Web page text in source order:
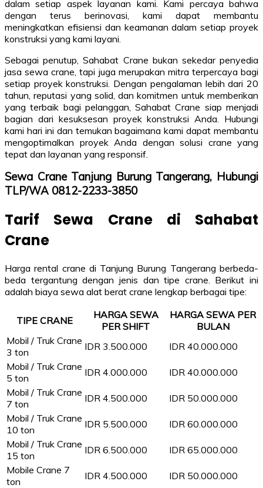
dalam setiap aspek layanan kami. Kami percaya bahwa
dengan terus berinovasi, kami dapat membantu
meningkatkan efisiensi dan keamanan dalam setiap proyek
konstruksi yang kami layani.
Sebagai penutup, Sahabat Crane bukan sekedar penyedia
jasa sewa crane, tapi juga merupakan mitra terpercaya bagi
setiap proyek konstruksi. Dengan pengalaman lebih dari 20
tahun, reputasi yang solid, dan komitmen untuk memberikan
yang terbaik bagi pelanggan, Sahabat Crane siap menjadi
bagian dari kesuksesan proyek konstruksi Anda. Hubungi
kami hari ini dan temukan bagaimana kami dapat membantu
mengoptimalkan proyek Anda dengan solusi crane yang
tepat dan layanan yang responsif.
Sewa Crane Tanjung Burung Tangerang, Hubungi
TLP/WA 0812-2233-3850
Tarif Sewa Crane di Sahabat
Crane
Harga rental crane di Tanjung Burung Tangerang berbeda-
beda tergantung dengan jenis dan tipe crane. Berikut ini
adalah biaya sewa alat berat crane lengkap berbagai tipe:
TIPE CRANE
HARGA SEWA
PER SHIFT
HARGA SEWA PER
BULAN
Mobil / Truk Crane
3 ton
IDR 3.500.000
IDR 40.000.000
Mobil / Truk Crane
5 ton
IDR 4.000.000
IDR 40.000.000
Mobil / Truk Crane
7 ton
IDR 4.500.000
IDR 50.000.000
Mobil / Truk Crane
10 ton
IDR 5.500.000
IDR 60.000.000
Mobil / Truk Crane
15 ton
IDR 6.500.000
IDR 65.000.000
Mobile Crane 7
ton
IDR 4.500.000
IDR 50.000.000